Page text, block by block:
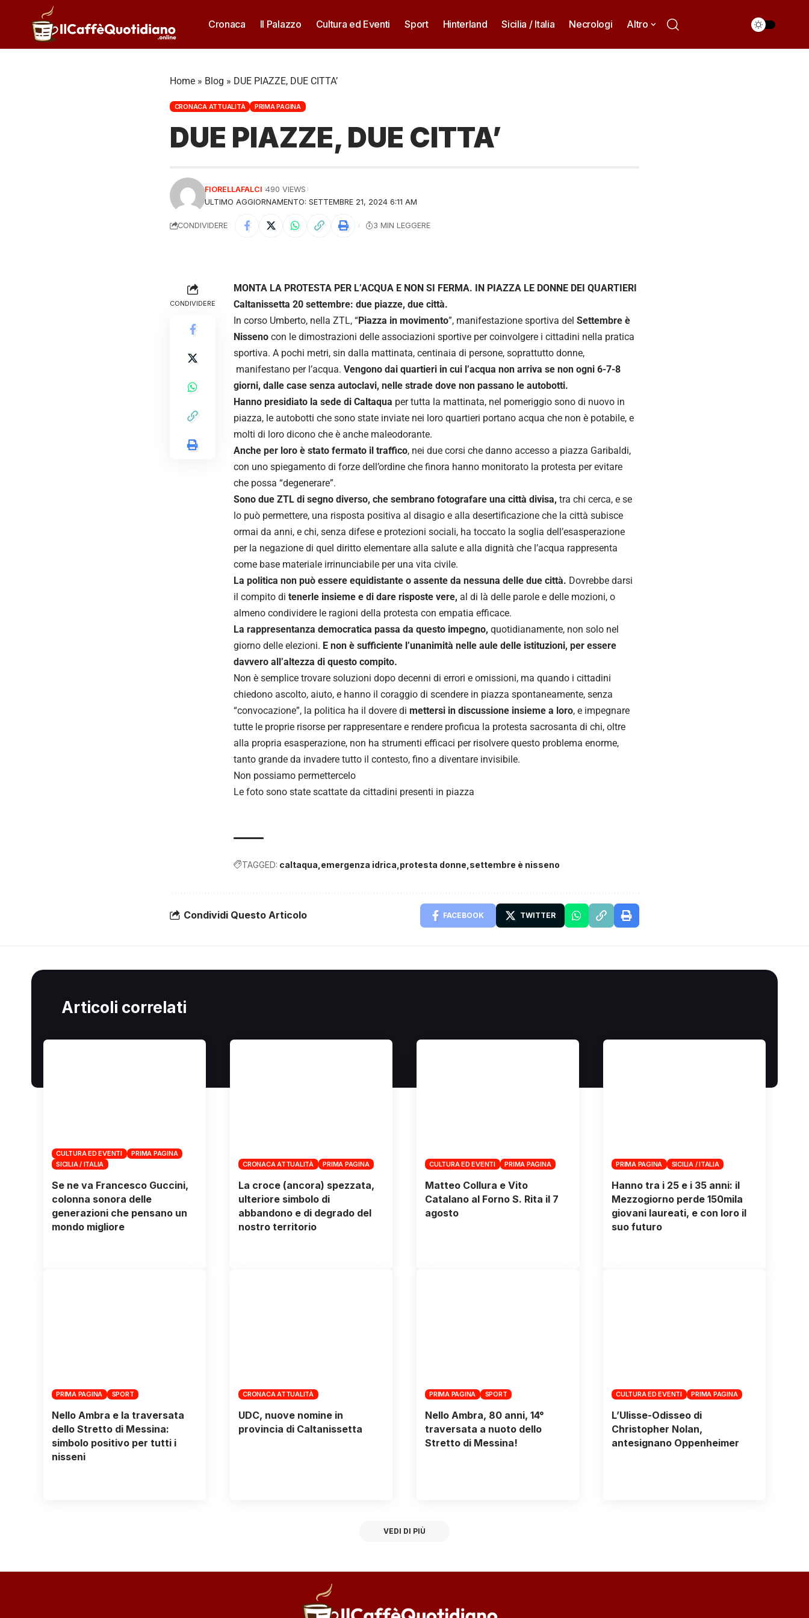
Cronaca Il Palazzo Cultura ed Eventi Sport Hinterland Sicilia / Italia Necrologi Altro
Home » Blog » DUE PIAZZE, DUE CITTA’
CRONACA ATTUALITÀ PRIMA PAGINA
DUE PIAZZE, DUE CITTA’
ULTIMO AGGIORNAMENTO: SETTEMBRE 21, 2024 6:11 AM
FIORELLAFALCI 490 VIEWS
CONDIVIDERE 3 MIN LEGGERE
CONDIVIDERE
MONTA LA PROTESTA PER L’ACQUA E NON SI FERMA. IN PIAZZA LE DONNE DEI QUARTIERI
Caltanissetta 20 settembre: due piazze, due città.
In corso Umberto, nella ZTL, “Piazza in movimento”, manifestazione sportiva del Settembre è
Nisseno con le dimostrazioni delle associazioni sportive per coinvolgere i cittadini nella pratica
sportiva. A pochi metri, sin dalla mattinata, centinaia di persone, soprattutto donne,
manifestano per l’acqua. Vengono dai quartieri in cui l’acqua non arriva se non ogni 6-7-8
giorni, dalle case senza autoclavi, nelle strade dove non passano le autobotti.
Hanno presidiato la sede di Caltaqua per tutta la mattinata, nel pomeriggio sono di nuovo in
piazza, le autobotti che sono state inviate nei loro quartieri portano acqua che non è potabile, e
molti di loro dicono che è anche maleodorante.
Anche per loro è stato fermato il traffico, nei due corsi che danno accesso a piazza Garibaldi,
con uno spiegamento di forze dell’ordine che finora hanno monitorato la protesta per evitare
che possa “degenerare”.
Sono due ZTL di segno diverso, che sembrano fotografare una città divisa, tra chi cerca, e se
lo può permettere, una risposta positiva al disagio e alla desertificazione che la città subisce
ormai da anni, e chi, senza difese e protezioni sociali, ha toccato la soglia dell’esasperazione
per la negazione di quel diritto elementare alla salute e alla dignità che l’acqua rappresenta
come base materiale irrinunciabile per una vita civile.
La politica non può essere equidistante o assente da nessuna delle due città. Dovrebbe darsi
il compito di tenerle insieme e di dare risposte vere, al di là delle parole e delle mozioni, o
almeno condividere le ragioni della protesta con empatia efficace.
La rappresentanza democratica passa da questo impegno, quotidianamente, non solo nel
giorno delle elezioni. E non è sufficiente l’unanimità nelle aule delle istituzioni, per essere
davvero all’altezza di questo compito.
Non è semplice trovare soluzioni dopo decenni di errori e omissioni, ma quando i cittadini
chiedono ascolto, aiuto, e hanno il coraggio di scendere in piazza spontaneamente, senza
“convocazione”, la politica ha il dovere di mettersi in discussione insieme a loro, e impegnare
tutte le proprie risorse per rappresentare e rendere proficua la protesta sacrosanta di chi, oltre
alla propria esasperazione, non ha strumenti efficaci per risolvere questo problema enorme,
tanto grande da invadere tutto il contesto, fino a diventare invisibile.
Non possiamo permettercelo
Le foto sono state scattate da cittadini presenti in piazza
TAGGED: caltaqua emergenza idrica protesta donne settembre è nisseno
Condividi Questo Articolo FACEBOOK TWITTER
Articoli correlati
CULTURA ED EVENTI
PRIMA PAGINA
SICILIA / ITALIA
Se ne va Francesco Guccini,
colonna sonora delle
generazioni che pensano un
mondo migliore
CRONACA ATTUALITÀ PRIMA PAGINA
La croce (ancora) spezzata,
ulteriore simbolo di
abbandono e di degrado del
nostro territorio
CULTURA ED EVENTI PRIMA PAGINA
Matteo Collura e Vito
Catalano al Forno S. Rita il 7
agosto
PRIMA PAGINA SICILIA / ITALIA
Hanno tra i 25 e i 35 anni: il
Mezzogiorno perde 150mila
giovani laureati, e con loro il
suo futuro
PRIMA PAGINA SPORT
Nello Ambra e la traversata
dello Stretto di Messina:
simbolo positivo per tutti i
nisseni
CRONACA ATTUALITÀ
UDC, nuove nomine in
provincia di Caltanissetta
PRIMA PAGINA SPORT
Nello Ambra, 80 anni, 14°
traversata a nuoto dello
Stretto di Messina!
CULTURA ED EVENTI PRIMA PAGINA
L’Ulisse-Odisseo di
Christopher Nolan,
antesignano Oppenheimer
VEDI DI PIÙ